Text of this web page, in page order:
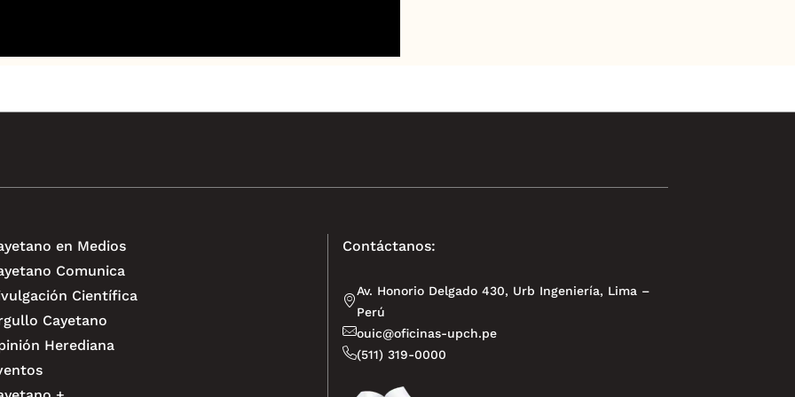
en Medios
Comunica
Científica
Cayetano
Herediana
Contáctanos:
Av. Honorio Delgado 430, Urb Ingeniería, Lima –
Perú
ouic@oficinas-upch.pe
(511) 319-0000